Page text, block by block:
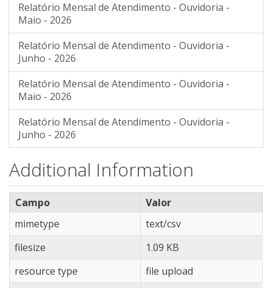
Relatório Mensal de Atendimento - Ouvidoria -
Maio - 2026
Relatório Mensal de Atendimento - Ouvidoria -
Junho - 2026
Relatório Mensal de Atendimento - Ouvidoria -
Maio - 2026
Relatório Mensal de Atendimento - Ouvidoria -
Junho - 2026
Additional Information
Campo
Valor
mimetype
text/csv
filesize
1.09 KB
resource type
file upload